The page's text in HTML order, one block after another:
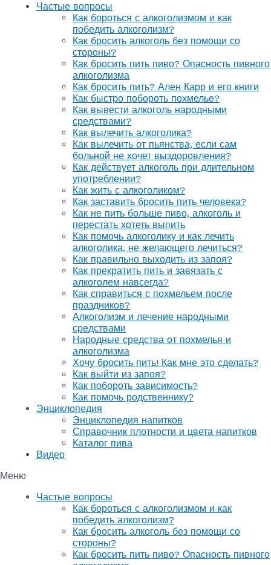
Частые вопросы
Как бороться с алкоголизмом и как
победить алкоголизм?
Как бросить алкоголь без помощи со
стороны?
Как бросить пить пиво? Опасность пивного
алкоголизма
Как бросить пить? Ален Карр и его книги
Как быстро побороть похмелье?
Как вывести алкоголь народными
средствами?
Как вылечить алкоголика?
Как вылечить от пьянства, если сам
больной не хочет выздоровления?
Как действует алкоголь при длительном
употреблении?
Как жить с алкоголиком?
Как заставить бросить пить человека?
Как не пить больше пиво, алкоголь и
перестать хотеть выпить
Как помочь алкоголику и как лечить
алкоголика, не желающего лечиться?
Как правильно выходить из запоя?
Как прекратить пить и завязать с
алкоголем навсегда?
Как справиться с похмельем после
праздников?
Алкоголизм и лечение народными
средствами
Народные средства от похмелья и
алкоголизма
Хочу бросить пить! Как мне это сделать?
Как выйти из запоя?
Как побороть зависимость?
Как помочь родственнику?
Энциклопедия
Энциклопедия напитков
Справочник плотности и цвета напитков
Каталог пива
Видео
Меню
Частые вопросы
Как бороться с алкоголизмом и как
победить алкоголизм?
Как бросить алкоголь без помощи со
стороны?
Как бросить пить пиво? Опасность пивного